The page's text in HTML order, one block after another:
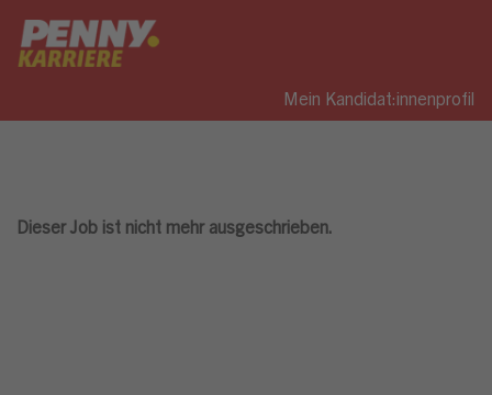
Mein Kandidat:innenprofil
Dieser Job ist nicht mehr ausgeschrieben.